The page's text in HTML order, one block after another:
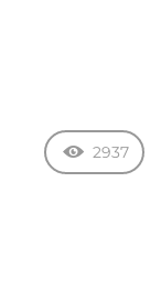
2937